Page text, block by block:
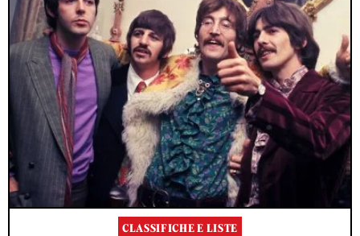
CLASSIFICHE E LISTE